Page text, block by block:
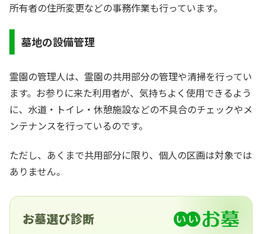
所有者の住所変更などの事務作業も行っています。
墓地の設備管理
霊園の管理人は、霊園の共用部分の管理や清掃を行ってい
ます。お参りに来た利用者が、気持ちよく使用できるよう
に、水道・トイレ・休憩施設などの不具合のチェックやメ
ンテナンスを行っているのです。
ただし、あくまで共用部分に限り、個人の区画は対象では
ありません。
お墓選び診断